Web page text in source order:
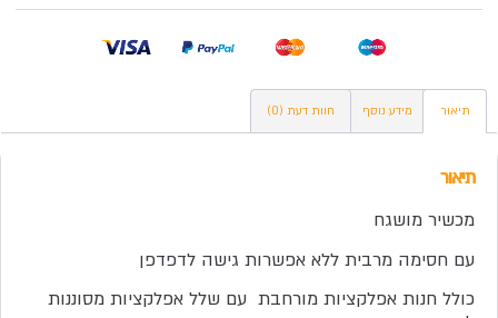
תיאור מידע נוסף חוות דעת (0)
תיאור
מכשיר מושגחA41 סמסונג
עם חסימה מרבית ללא אפשרות גישה לדפדפן
כולל חנות אפלקציות מורחבת עם שלל אפלקציות מסוננות